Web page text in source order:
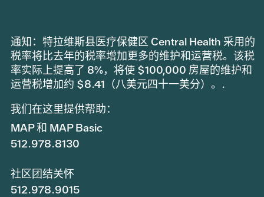
通知：特拉维斯县医疗保健区 Central Health 采用的
税率将比去年的税率增加更多的维护和运营税。该税
率实际上提高了 8%，将使 $100,000 房屋的维护和
运营税增加约 $8.41（八美元四十一美分）。.
我们在这里提供帮助：
MAP 和 MAP Basic
512.978.8130
社区团结关怀
512.978.9015